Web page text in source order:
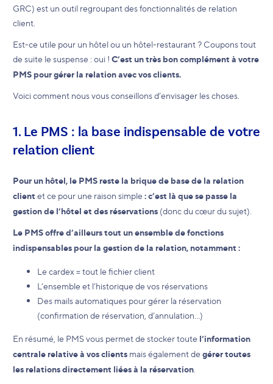
GRC) est un outil regroupant des fonctionnalités de relation
client.
Est-ce utile pour un hôtel ou un hôtel-restaurant ? Coupons tout
de suite le suspense : oui ! C’est un très bon complément à votre
PMS pour gérer la relation avec vos clients.
Voici comment nous vous conseillons d’envisager les choses.
1. Le PMS : la base indispensable de votre
relation client
Pour un hôtel, le PMS reste la brique de base de la relation
client et ce pour une raison simple : c’est là que se passe la
gestion de l’hôtel et des réservations (donc du cœur du sujet).
Le PMS offre d’ailleurs tout un ensemble de fonctions
indispensables pour la gestion de la relation, notamment :
Le cardex = tout le fichier client
L’ensemble et l’historique de vos réservations
Des mails automatiques pour gérer la réservation
(confirmation de réservation, d’annulation…)
En résumé, le PMS vous permet de stocker toute l’information
centrale relative à vos clients mais également de gérer toutes
les relations directement liées à la réservation